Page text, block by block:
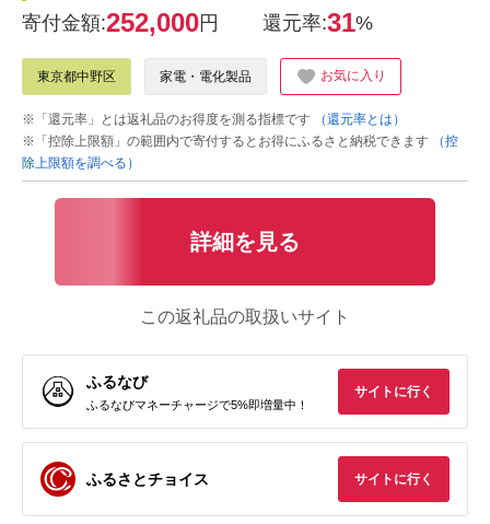
寄付金額:252,000円 還元率:31%
東京都中野区 家電・電化製品 お気に入り
※「還元率」とは返礼品のお得度を測る指標です
（還元率とは）
※「控除上限額」の範囲内で寄付するとお得にふるさと納税できます
（控
除上限額を調べる）
詳細を見る
この返礼品の取扱いサイト
ふるなび
ふるなびマネーチャージで5%即増量中！
サイトに行く
ふるさとチョイス サイトに行く